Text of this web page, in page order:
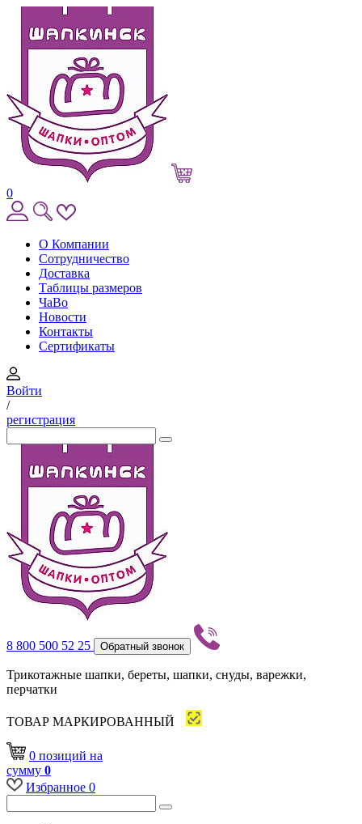
0
О Компании
Сотрудничество
Доставка
Таблицы размеров
ЧаВо
Новости
Контакты
Сертификаты
Войти
/
регистрация
8 800 500 52 25 Обратный звонок
Трикотажные шапки, береты, шапки, снуды, варежки,
перчатки
ТОВАР МАРКИРОВАННЫЙ
0 позиций на
сумму 0
Избранное 0